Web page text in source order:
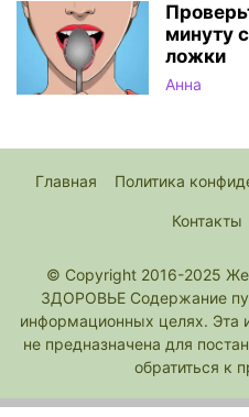
минуту
ложки
Анна
Главная Политика
Контакты
© Copyright 2016-2025
ЗДОРОВЬЕ Содержание
информационных целях. Эта
не предназначена для
обратиться к